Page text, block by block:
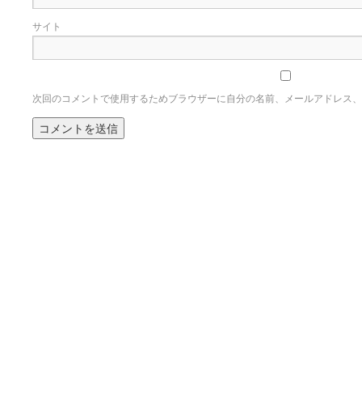
サイト
次回のコメントで使用するためブラウザーに自分の名前、メールアドレス